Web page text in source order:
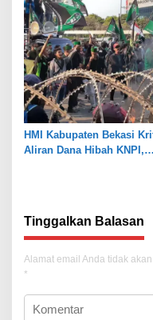
HMI Kabupaten Bekasi
Aliran Dana Hibah KNPI,
Tinggalkan Balasan
Alamat email Anda tidak
*